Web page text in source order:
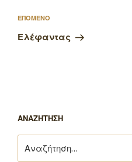
Επόμενο
άρθρο
ΕΠΟΜΕΝΟ
Ελέφαντας
ΑΝΑΖΗΤΗΣΗ
για: